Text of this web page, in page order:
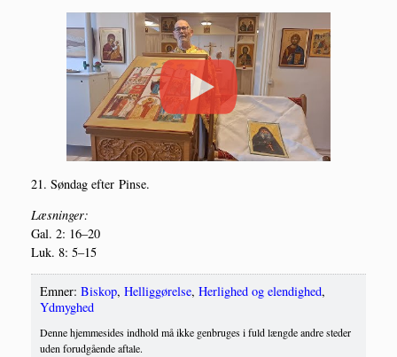
21. Søn­dag efter Pinse.
Læs­nin­ger:
Gal. 2: 16–20
Luk. 8: 5–15
Emner: Biskop, Helliggørelse, Herlighed og elendighed,
Ydmyghed
Denne hjemmesides indhold må ikke genbruges i fuld længde andre steder
uden forudgående aftale.